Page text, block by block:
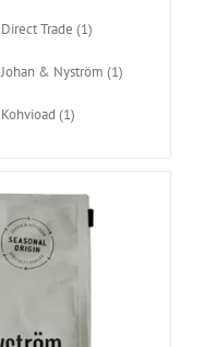
Direct Trade (1)
Johan & Nyström (1)
Kohvioad (1)